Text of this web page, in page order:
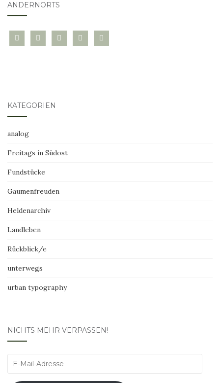
ANDERNORTS
bloglovininstagramtwitter pinterest
mail
KATEGORIEN
analog
Freitags in Südost
Fundstücke
Gaumenfreuden
Heldenarchiv
Landleben
Rückblick/e
unterwegs
urban typography
NICHTS MEHR VERPASSEN!
E-